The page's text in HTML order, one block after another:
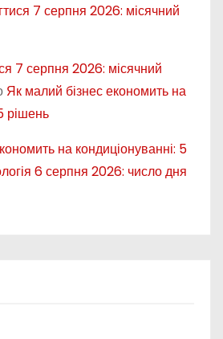
7 серпня 2026: місячний
7 серпня 2026: місячний
Як малий бізнес економить на
рішень
на кондиціонуванні: 5
6 серпня 2026: число дня